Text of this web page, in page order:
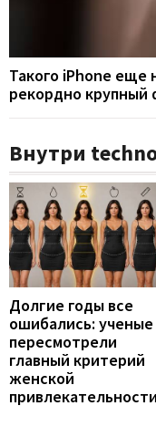
Такого iPhone еще
рекордно крупный
Внутри
Долгие годы все
ошибались: ученые
пересмотрели
главный критерий
женской
привлекательности